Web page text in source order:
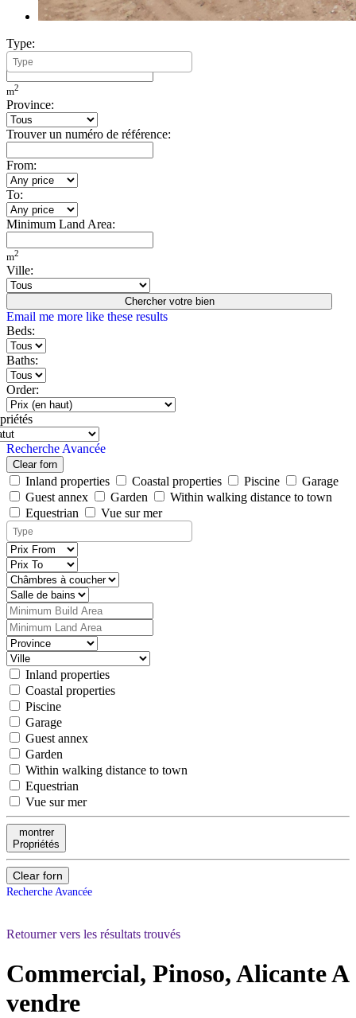
Type:
Minimum Build Area:
m2
Province:
Trouver un numéro de référence:
From:
To:
Minimum Land Area:
m2
Ville:
Chercher votre bien
Email me more like these results
Beds:
Baths:
Order:
Recherche Avancée
Clear forn
Inland properties Coastal properties Piscine
Garage
Guest annex
Garden
Within walking distance to town
Equestrian
Vue sur mer
Inland properties
Coastal properties
Piscine
Garage
Guest annex
Garden
Within walking distance to town
Equestrian
Vue sur mer
montrer
Propriétés
Clear forn
Recherche Avancée
Retourner vers les résultats trouvés
Commercial, Pinoso, AlicanteA
vendre